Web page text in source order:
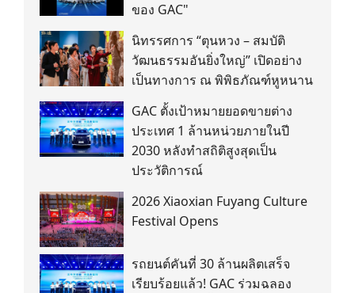
ของ GAC"
นิทรรศการ “ตุนหวง – สมบัติ
วัฒนธรรมอันยิ่งใหญ่” เปิดอย่าง
เป็นทางการ ณ พิพิธภัณฑ์หูหนาน
GAC ตั้งเป้าหมายยอดขายต่าง
ประเทศ 1 ล้านหน่วยภายในปี
2030 หลังทำสถิติสูงสุดเป็น
ประวัติการณ์
2026 Xiaoxian Fuyang Culture
Festival Opens
รถยนต์คันที่ 30 ล้านผลิตเสร็จ
เรียบร้อยแล้ว! GAC ร่วมฉลอง